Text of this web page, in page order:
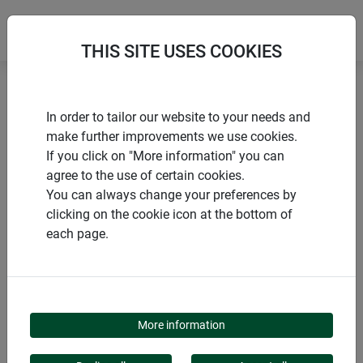
Accueil
Accessoires pour potager surélevé
Nappe de protection pour potager surélevé
PRODUITS
NAPPE DE
PROTECTION POUR
THIS SITE USES COOKIES
In order to tailor our website to your needs and
make further improvements we use cookies.
If you click on "More information" you can
agree to the use of certain cookies.
You can always change your preferences by
clicking on the cookie icon at the bottom of
each page.
More information